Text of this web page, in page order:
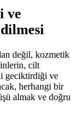
ve
değil, kozmetik
cilt
geciktirdiği ve
herhangi bir
almak ve doğru